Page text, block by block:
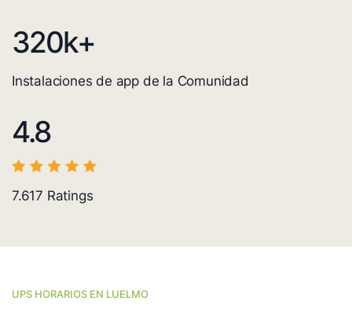
320k+
Instalaciones de app de la Comunidad
4.8
7.617 Ratings
UPS HORARIOS EN LUELMO